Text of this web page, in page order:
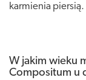
karmienia piersią.
W jakim wieku
Compositum u